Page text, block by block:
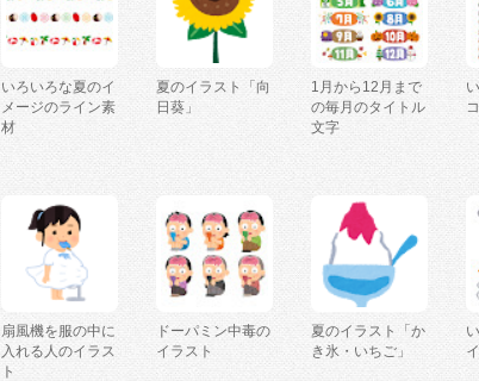
いろいろな夏のイ
メージのライン素
材
夏のイラスト「向
日葵」
1月から12月まで
の毎月のタイトル
文字
扇風機を服の中に
入れる人のイラス
ト
ドーパミン中毒の
イラスト
夏のイラスト「か
き氷・いちご」